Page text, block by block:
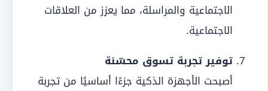
الاجتماعية والمراسلة، مما يعزز من العلاقات
الاجتماعية.
توفير تجربة تسوق محسّنة
أصبحت الأجهزة الذكية جزءًا أساسيًا من تجربة